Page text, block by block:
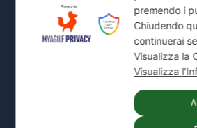
Zone Servite:
Milano città,
San Giovanni, Cinisello, Cologno,
Cernusco e comuni limitrofi.
Mostra Tutte le Zone Servite →
premendo i
Chiudendo
continuerai
Visualizza la
Visualizza